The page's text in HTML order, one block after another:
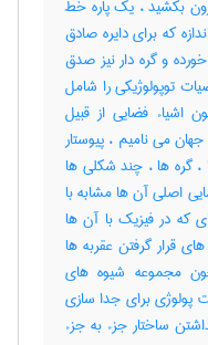
بکشید ، یک پاره خط
که برای دایره صادق
و گره دار نیز صدق
توپولوژیکی را شامل
اشیاء فضایی از قبیل
می نامیم ، پیوستار
، گره ها ، چند شکلی ها
اصلی آن ها مشابه با
که در فیزیک با آن ها
قرار گرفتن عقربه ها
مجموعه شیوه های
پولوژی برای جدا سازی
ساختار جزء به جزء